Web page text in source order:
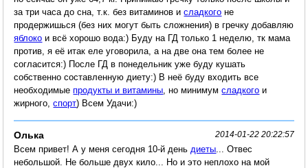
за три часа до сна, т.к. без витаминов исладкого не
продержишься (без них могут быть сложнения) в гречку добавляю
яблоко и всё хорошо вода:) Буду на ГД только 1 неделю, тк мама
против, я её итак еле уговорила, а на две она тем более не
согласится:) После ГД в понедельник уже буду кушать
собственно составленную диету:) В неё буду входить все
необходимыепродукты и витамины , но минимумсладкого и
жирного,спорт) Всем Удачи:)
Олька 2014-01-22 20:22:57
Всем привет! А у меня сегодня 10-й день диеты ... Отвес
небольшой. Не больше двух кило... Но и это неплохо на мой